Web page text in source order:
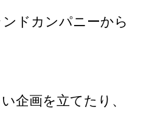
ドカンパニーから
企画を立てたり、